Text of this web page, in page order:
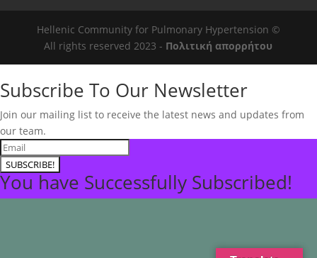
Hellenic Community for Pulmonary Hypertension ©
All rights reserved 2023 - Πολιτική απορρήτου
Subscribe To Our Newsletter
Join our mailing list to receive the latest news and updates from
our team.
SUBSCRIBE!
You have Successfully Subscribed!